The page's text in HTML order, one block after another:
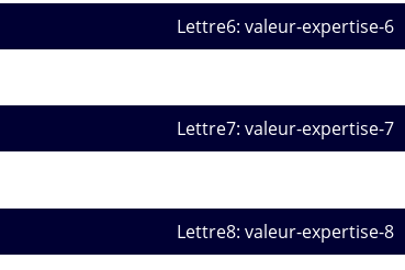
Lettre6: valeur-expertise-6
Lettre7: valeur-expertise-7
Lettre8: valeur-expertise-8